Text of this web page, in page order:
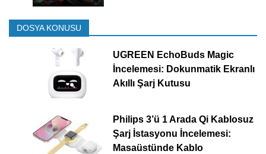
DOSYA KONUSU
UGREEN EchoBuds Magic
İncelemesi: Dokunmatik Ekranlı
Akıllı Şarj Kutusu
Philips 3’ü 1 Arada Qi Kablosuz
Şarj İstasyonu İncelemesi:
Masaüstünde Kablo